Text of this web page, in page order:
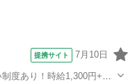
提携サイト 7月10日
度あり！時給1,300円+交